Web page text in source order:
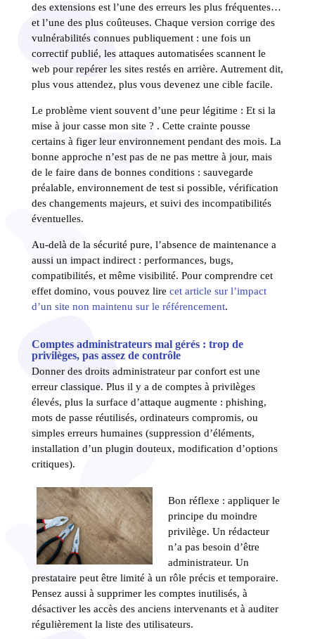
des extensions est l’une des erreurs les plus fréquentes…
et l’une des plus coûteuses. Chaque version corrige des
vulnérabilités connues publiquement : une fois un
correctif publié, les attaques automatisées scannent le
web pour repérer les sites restés en arrière. Autrement dit,
plus vous attendez, plus vous devenez une cible facile.
Le problème vient souvent d’une peur légitime : Et si la
mise à jour casse mon site ? . Cette crainte pousse
certains à figer leur environnement pendant des mois. La
bonne approche n’est pas de ne pas mettre à jour, mais
de le faire dans de bonnes conditions : sauvegarde
préalable, environnement de test si possible, vérification
des changements majeurs, et suivi des incompatibilités
éventuelles.
Au-delà de la sécurité pure, l’absence de maintenance a
aussi un impact indirect : performances, bugs,
compatibilités, et même visibilité. Pour comprendre cet
effet domino, vous pouvez lire cet article sur l’impact
d’un site non maintenu sur le référencement.
Comptes administrateurs mal gérés : trop de
privilèges, pas assez de contrôle
Donner des droits administrateur par confort est une
erreur classique. Plus il y a de comptes à privilèges
élevés, plus la surface d’attaque augmente : phishing,
mots de passe réutilisés, ordinateurs compromis, ou
simples erreurs humaines (suppression d’éléments,
installation d’un plugin douteux, modification d’options
critiques).
Bon réflexe : appliquer le
principe du moindre
privilège. Un rédacteur
n’a pas besoin d’être
administrateur. Un
prestataire peut être limité à un rôle précis et temporaire.
Pensez aussi à supprimer les comptes inutilisés, à
désactiver les accès des anciens intervenants et à auditer
régulièrement la liste des utilisateurs.